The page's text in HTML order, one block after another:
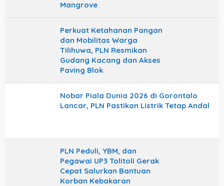
Mangrove
Perkuat Ketahanan Pangan
dan Mobilitas Warga
Tilihuwa, PLN Resmikan
Gudang Kacang dan Akses
Paving Blok
Nobar Piala Dunia 2026 di Gorontalo
Lancar, PLN Pastikan Listrik Tetap Andal
PLN Peduli, YBM, dan
Pegawai UP3 Tolitoli Gerak
Cepat Salurkan Bantuan
Korban Kebakaran